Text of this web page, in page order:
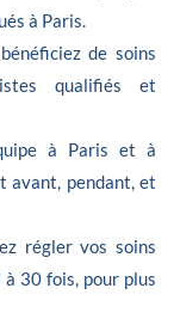
à Paris.
de soins
qualifiés et
à Paris et à
avant, pendant, et
régler vos soins
30 fois, pour plus